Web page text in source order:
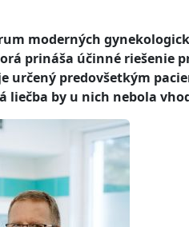
moderných
prináša účinné riešenie
určený predovšetkým
by u nich nebola